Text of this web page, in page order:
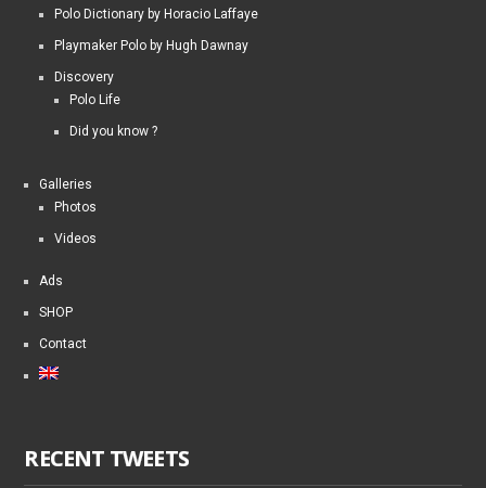
Polo Dictionary by Horacio Laffaye
Playmaker Polo by Hugh Dawnay
Discovery
Polo Life
Did you know ?
Galleries
Photos
Videos
Ads
SHOP
Contact
RECENT TWEETS